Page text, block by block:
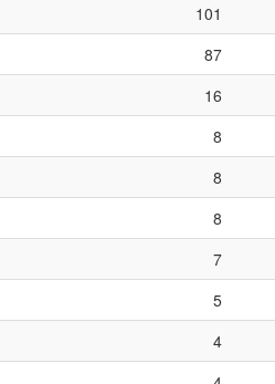
101
87
16
8
8
8
7
5
4